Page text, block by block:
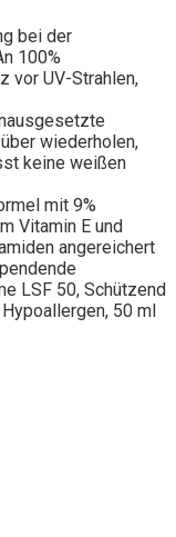
bei der
100%
vor UV-Strahlen,
wiederholen,
keine weißen
mit 9%
Vitamin E und
angereichert
LSF 50, Schützend
50 ml